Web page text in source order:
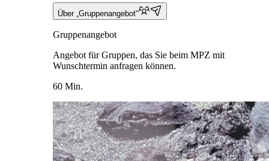
Über „Gruppenangebot“
Gruppenangebot
Angebot für Gruppen, das Sie beim MPZ mit
Wunschtermin anfragen können.
60 Min.